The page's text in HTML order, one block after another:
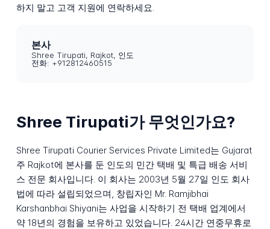
하지 말고 고객 지원에 연락하세요.
본사
Shree Tirupati, Rajkot, 인도
전화: +912812460515
Shree Tirupati가 무엇인가요?
Shree Tirupati Courier Services Private Limited는 Gujarat
주 Rajkot에 본사를 둔 인도의 민간 택배 및 특급 배송 서비
스 전문 회사입니다. 이 회사는 2003년 5월 27일 인도 회사
법에 따라 설립되었으며, 창립자인 Mr. Ramjibhai
Karshanbhai Shiyani는 사업을 시작하기 전 택배 업계에서
약 18년의 경험을 보유하고 있었습니다. 24시간 연중무휴로